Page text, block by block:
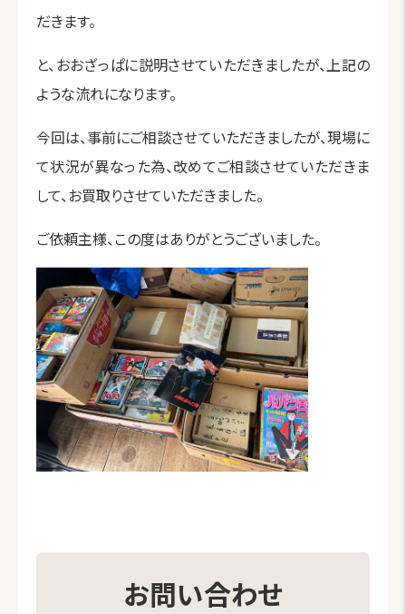
だきます。
と、おおざっぱに説明させていただきましたが、上記の
ような流れになります。
今回は、事前にご相談させていただきましたが、現場に
て状況が異なった為、改めてご相談させていただきま
して、お買取りさせていただきました。
ご依頼主様、この度はありがとうございました。
お問い合わせ